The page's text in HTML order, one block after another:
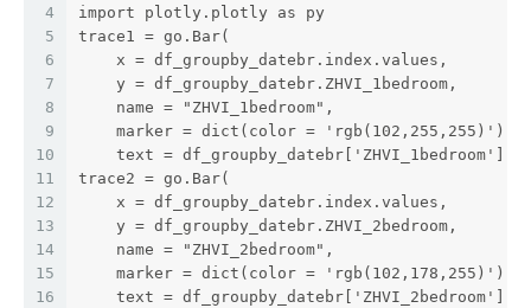
4
5
6
7
8
9
10
11
12
13
14
15
16
import plotly.plotly as py
trace1 = go.Bar(
    x = df_groupby_datebr.index.values,
    y = df_groupby_datebr.ZHVI_1bedroom,
    name = "ZHVI_1bedroom",
    marker = dict(color = 'rgb(102,255,255)'),
    text = df_groupby_datebr['ZHVI_1bedroom'])
trace2 = go.Bar(
    x = df_groupby_datebr.index.values,
    y = df_groupby_datebr.ZHVI_2bedroom,
    name = "ZHVI_2bedroom",
    marker = dict(color = 'rgb(102,178,255)'),
    text = df_groupby_datebr['ZHVI_2bedroom'])